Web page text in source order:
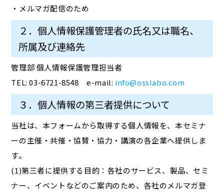
・メルマガ配信のため
２．個人情報保護管理者の氏名又は職名、
所属及び連絡先
管理部 個人情報保護管理担当者
TEL: 03-6721-8548 e-mail: info@osslabo.com
３．個人情報の第三者提供について
当社は、本フォームから取得する個人情報を、本セミナ
ーの主催・共催・協賛・協力・講演の各企業へ提供しま
す。
(1)第三者に提供する目的：各社のサービス、製品、セミ
ナー、イベントなどのご案内のため、各社のメルマガ登